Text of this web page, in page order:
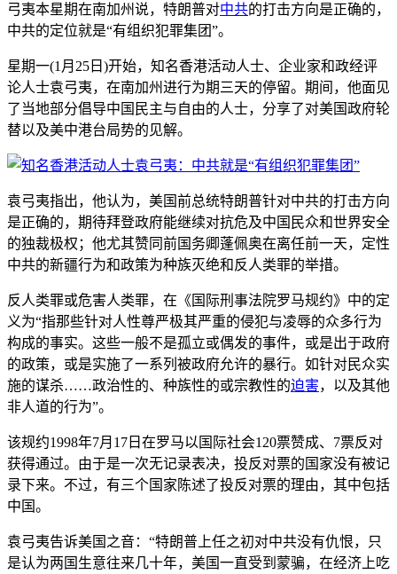
弓夷本星期在南加州说，特朗普对中共的打击方向是正确的，
中共的定位就是“有组织犯罪集团”。
星期一(1月25日)开始，知名香港活动人士、企业家和政经评
论人士袁弓夷，在南加州进行为期三天的停留。期间，他面见
了当地部分倡导中国民主与自由的人士，分享了对美国政府轮
替以及美中港台局势的见解。
袁弓夷指出，他认为，美国前总统特朗普针对中共的打击方向
是正确的，期待拜登政府能继续对抗危及中国民众和世界安全
的独裁极权；他尤其赞同前国务卿蓬佩奥在离任前一天，定性
中共的新疆行为和政策为种族灭绝和反人类罪的举措。
反人类罪或危害人类罪，在《国际刑事法院罗马规约》中的定
义为“指那些针对人性尊严极其严重的侵犯与凌辱的众多行为
构成的事实。这些一般不是孤立或偶发的事件，或是出于政府
的政策，或是实施了一系列被政府允许的暴行。如针对民众实
施的谋杀……政治性的、种族性的或宗教性的迫害，以及其他
非人道的行为”。
该规约1998年7月17日在罗马以国际社会120票赞成、7票反对
获得通过。由于是一次无记录表决，投反对票的国家没有被记
录下来。不过，有三个国家陈述了投反对票的理由，其中包括
中国。
袁弓夷告诉美国之音：“特朗普上任之初对中共没有仇恨，只
是认为两国生意往来几十年，美国一直受到蒙骗，在经济上吃